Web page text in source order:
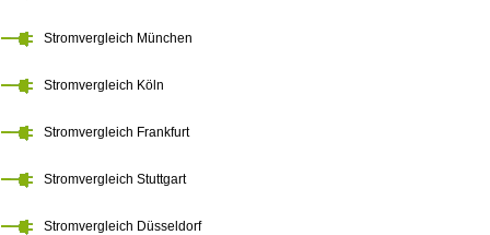
Stromvergleich München
Stromvergleich Köln
Stromvergleich Frankfurt
Stromvergleich Stuttgart
Stromvergleich Düsseldorf